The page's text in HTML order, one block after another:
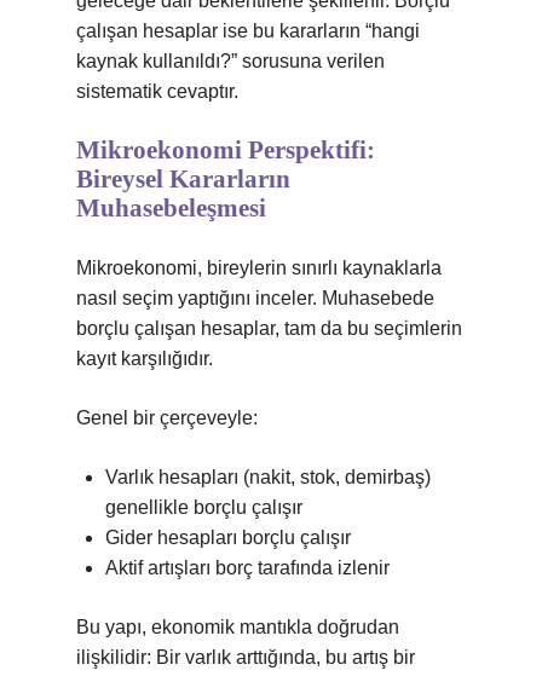
çalışan hesaplar ise bu kararların “hangi
kaynak kullanıldı?” sorusuna verilen
sistematik cevaptır.
Mikroekonomi Perspektifi:
Bireysel Kararların
Muhasebeleşmesi
Mikroekonomi, bireylerin sınırlı kaynaklarla
nasıl seçim yaptığını inceler. Muhasebede
borçlu çalışan hesaplar, tam da bu seçimlerin
kayıt karşılığıdır.
Genel bir çerçeveyle:
Varlık hesapları (nakit, stok, demirbaş)
genellikle borçlu çalışır
Gider hesapları borçlu çalışır
Aktif artışları borç tarafında izlenir
Bu yapı, ekonomik mantıkla doğrudan
ilişkilidir: Bir varlık arttığında, bu artış bir